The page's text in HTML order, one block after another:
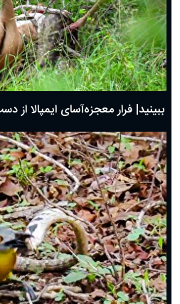
ببینید| فرار معجزه‌آسای ایمپالا از